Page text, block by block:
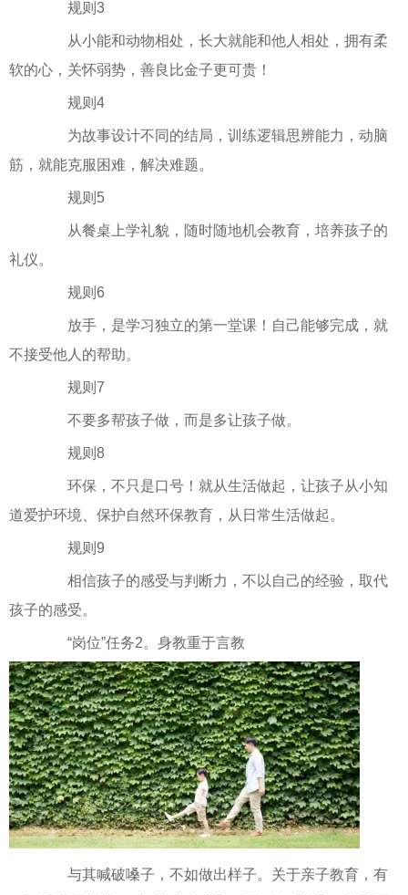
规则3
从小能和动物相处，长大就能和他人相处，拥有柔
软的心，关怀弱势，善良比金子更可贵！
规则4
为故事设计不同的结局，训练逻辑思辨能力，动脑
筋，就能克服困难，解决难题。
规则5
从餐桌上学礼貌，随时随地机会教育，培养孩子的
礼仪。
规则6
放手，是学习独立的第一堂课！自己能够完成，就
不接受他人的帮助。
规则7
不要多帮孩子做，而是多让孩子做。
规则8
环保，不只是口号！就从生活做起，让孩子从小知
道爱护环境、保护自然环保教育，从日常生活做起。
规则9
相信孩子的感受与判断力，不以自己的经验，取代
孩子的感受。
“岗位”任务2。身教重于言教
与其喊破嗓子，不如做出样子。关于亲子教育，有